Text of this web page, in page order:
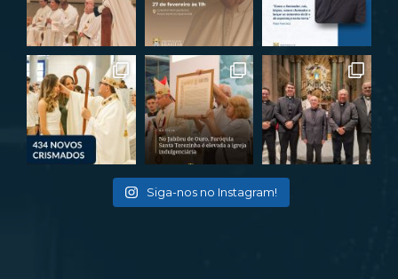
Siga-nos no Instagram!